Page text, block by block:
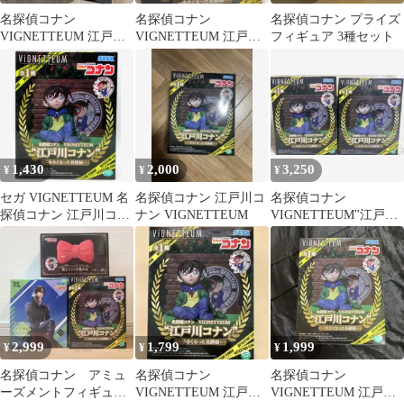
名探偵コナン
VIGNETTEUM 江戸川
コナン 小さくなった名
探偵 フィギュア
名探偵コナン
VIGNETTEUM 江戸川
コナン 小さくなった名
探偵
名探偵コナン プライズ
フィギュア 3種セット
¥ 1,430
セガ VIGNETTEUM 名
探偵コナン 江戸川コナ
ン ~小さくなった名探
¥ 2,000
名探偵コナン 江戸川コ
ナン VIGNETTEUM
¥3,250
名探偵コナン
VIGNETTEUM"江戸川
コナン"~小さくなった
名探偵~【2個】
¥2,999
名探偵コナン アミュ
ーズメントフィギュ
¥1,799
名探偵コナン
VIGNETTEUM 江戸川
¥ 1,999
名探偵コナン
VIGNETTEUM 江戸川